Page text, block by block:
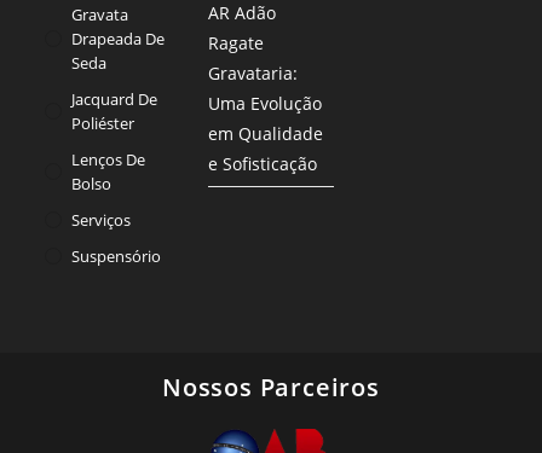
Gravata
Drapeada De
Seda
Jacquard De
Poliéster
Lenços De
Bolso
Serviços
Suspensório
AR Adão
Ragate
Gravataria:
Uma Evolução
em Qualidade
e Sofisticação
Nossos Parceiros